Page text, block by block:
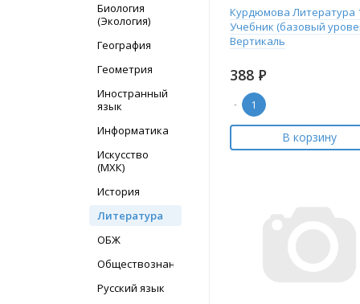
Биология
(Экология)
География
Геометрия
Иностранный
язык
Информатика
Искусство
(МХК)
История
Литература
ОБЖ
Обществознание
Русский язык
Курдюмова Литература
Учебник (базовый
Вертикаль
388 Р
-
В корзину